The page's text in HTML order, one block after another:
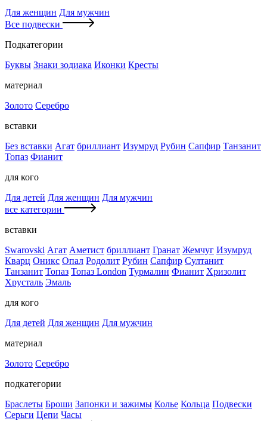
Для женщин Для мужчин
Все подвески
Подкатегории
Буквы Знаки зодиака Иконки Кресты
материал
Золото Серебро
вставки
Без вставки Агат бриллиант Изумруд Рубин Сапфир Танзанит
Топаз Фианит
для кого
Для детей Для женщин Для мужчин
все категории
вставки
Swarovski Агат Аметист бриллиант Гранат Жемчуг Изумруд
Кварц Оникс Опал Родолит Рубин Сапфир Султанит
Танзанит Топаз Топаз London Турмалин Фианит Хризолит
Хрусталь Эмаль
для кого
Для детей Для женщин Для мужчин
материал
Золото Серебро
подкатегории
Браслеты Броши Запонки и зажимы Колье Кольца Подвески
Серьги Цепи Часы